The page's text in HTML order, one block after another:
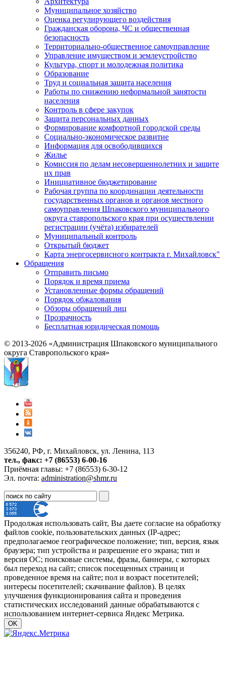
Муниципальное хозяйство
Оценка регулирующего воздействия
Гражданская оборона, ЧС и общественная
безопасность
Территориально-общественное самоуправление
Управление имуществом и землеустройство
Культура, спорт и молодежная политика
Образование
Труд и социальная защита населения
Работы по снижению неформальной занятости
населения
Контроль в сфере закупок
Защита персональных данных
Формирование комфортной городской среды
Социально-экономическое развитие
Информация для освободившихся
Жилье
Комиссия по делам несовершеннолетних и защите
их прав
Инициативное бюджетирование
Рабочая группа по координации деятельности
государственных органов и органов местного
самоуправления Шпаковского муниципального
округа ставропольского края при осуществлении
регистрации (учёта) избирателей
Муниципальный контроль
Открытый бюджет
Карта энергосервисного контракта г. Михайловск"
Обращения
Отправить письмо
Порядок и время приема
Установленные формы обращений
Порядок обжалования
Обзоры обращений лиц
Прозрачность
Бесплатная юридическая помощь
© 2013-2026 «Администрация Шпаковского муниципального
округа Ставропольского края»
356240, РФ, г. Михайловск, ул. Ленина, 113
тел., факс: +7 (86553) 6-00-16
Приёмная главы: +7 (86553) 6-30-12
Эл. почта: administration@shmr.ru
Продолжая использовать сайт, Вы даете согласие на обработку
файлов cookie, пользовательских данных (IP-адрес;
предполагаемое географическое положение; тип, версия, язык
браузера; тип устройства и разрешение его экрана; тип и
версия ОС; поисковые системы, фразы, баннеры, с которых
был переход на сайт; список посещенных страниц и
проведенное время на сайте; пол и возраст посетителей;
интересы посетителей; скачивание файлов). В целях
улучшения функционирования сайта и проведения
статистических исследований данные обрабатываются с
использованием интернет-сервиса Яндекс Метрика.
OK